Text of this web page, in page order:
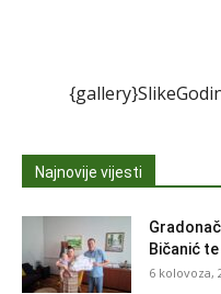
Najnovije vijesti
Bičanić
6 kolovoza,